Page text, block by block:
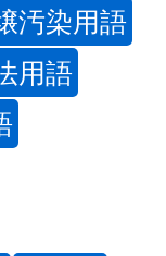
汚染用語
用語